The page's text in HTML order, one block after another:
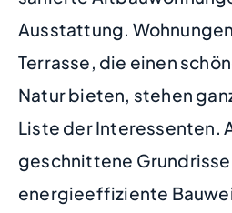
Ausstattung.
Terrasse, die einen
Natur bieten, stehen
Liste der Interessenten.
geschnittene Grundrisse
energieeffiziente